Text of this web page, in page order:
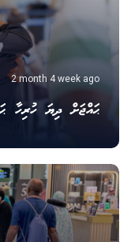
2 month 4 week ago
ޙައްޖަށް ދިޔަ ހުރިހާ